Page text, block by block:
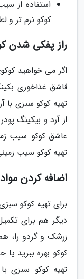
استفاده از
کوکو نرم تر و
راز پفکی شدن
اگر می خواهید
قاشق غذاخوری
تهیه کوکو سبزی با
از آرد و بیکینگ
عاشق کوکو سیب
تهیه کوکو سیب
اضافه کردن
برای تهیه کوکو
دیگر هم برای
زرشک و گردو را،
کوکو بهره ببرید یا
تهیه کوکو سبزی